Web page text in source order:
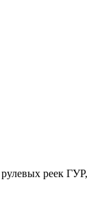
реек ГУР,